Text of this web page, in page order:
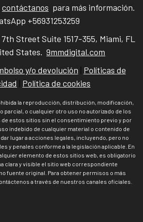
contáctanos para más información.
+56931253259
Street Suite 1517-355, Miami, FL
States. 9mmdigital.com
y/o devolución | Políticas de
| Política de cookies
la reproducción, distribución, modificación,
parcial, o cualquier otro uso no autorizado de los
estos sitios sin el consentimiento previo y por
indebido de cualquier material o contenido de
lugar a acciones legales, incluyendo, pero no
y penales conforme a la legislación aplicable. En
elemento de estos sitios web, es obligatorio
clara y visible el sitio web correspondiente
fuente original. Para obtener permisos o más
a través de nuestros canales oficiales.